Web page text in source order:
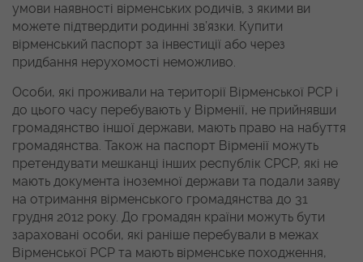
умови наявності вірменських родичів, з якими ви
можете підтвердити родинні зв’язки. Купити
вірменський паспорт за інвестиції або через
придбання нерухомості неможливо.
Особи, які проживали на території Вірменської РСР і
до цього часу перебувають у Вірменії, не прийнявши
громадянство іншої держави, мають право на набуття
громадянства. Також на паспорт Вірменії можуть
претендувати мешканці інших республік СРСР, які не
мають документа іноземної держави та подали заяву
на отримання вірменського громадянства до 31
грудня 2012 року. До громадян країни можуть бути
зараховані особи, які раніше перебували в межах
Вірменської РСР та мають вірменське походження,